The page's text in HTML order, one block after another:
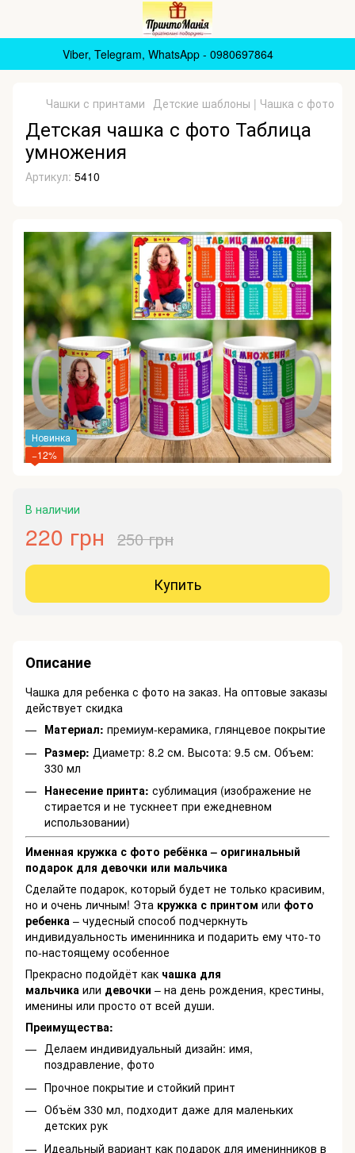
Viber, Telegram, WhatsApp - 0980697864
Чашки с принтами Детские шаблоны | Чашка с фото
Детская чашка с фото Таблица
умножения
Артикул: 5410
Новинка
−12%
В наличии
220 грн 250 грн
Купить
Описание
Чашка для ребенка с фото на заказ. На оптовые заказы
действует скидка
Материал: премиум-керамика, глянцевое покрытие
Размер: Диаметр: 8.2 см. Высота: 9.5 см. Объем:
330 мл
Нанесение принта: сублимация (изображение не
стирается и не тускнеет при ежедневном
использовании)
Именная кружка с фото ребёнка – оригинальный
подарок для девочки или мальчика
Сделайте подарок, который будет не только красивим,
но и очень личным! Эта кружка с принтом или фото
ребенка – чудесный способ подчеркнуть
индивидуальность именинника и подарить ему что-то
по-настоящему особенное
Прекрасно подойдёт как чашка для
мальчика или девочки – на день рождения, крестины,
именины или просто от всей души.
Преимущества:
Делаем индивидуальный дизайн: имя,
поздравление, фото
Прочное покрытие и стойкий принт
Объём 330 мл, подходит даже для маленьких
детских рук
Идеальный вариант как подарок для именинников в